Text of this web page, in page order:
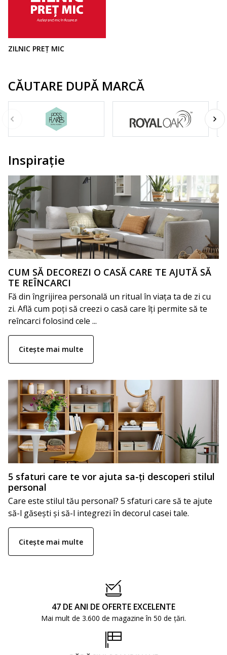
ZILNIC PREȚ MIC
CĂUTARE DUPĂ MARCĂ
Inspirație
CUM SĂ DECOREZI O CASĂ CARE TE AJUTĂ SĂ
TE REÎNCARCI
Fă din îngrijirea personală un ritual în viața ta de zi cu
zi. Află cum poți să creezi o casă care îți permite să te
reîncarci folosind cele ...
Citește mai multe
5 sfaturi care te vor ajuta sa-ți descoperi stilul
personal
Care este stilul tău personal? 5 sfaturi care să te ajute
să-l găsești și să-l integrezi în decorul casei tale.
Citește mai multe
47 DE ANI DE OFERTE EXCELENTE
Mai mult de 3.600 de magazine în 50 de țări.